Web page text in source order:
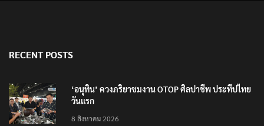
‘อนุทิน’ ควงภริยาชมงาน OTOP ศิลปาชีพ ประทีปไทย